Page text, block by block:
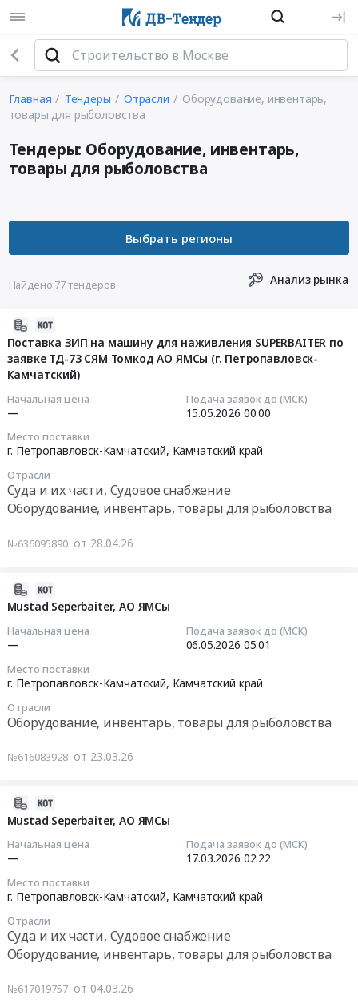
Главная Тендеры Отрасли
Оборудование, инвентарь,
товары для рыболовства
Тендеры: Оборудование, инвентарь,
товары для рыболовства
Найдено 77 тендеров Анализ рынка
Поставка ЗИП на машину для наживления SUPERBAITER по
заявке ТД-73 СЯМ Томкод АО ЯМСы (г. Петропавловск-
Камчатский)
Начальная цена
—
Подача заявок до (МСК)
15.05.2026 00:00
Место поставки
г. Петропавловск-Камчатский, Камчатский край
Отрасли
Суда и их части, Судовое снабжение
Оборудование, инвентарь, товары для рыболовства
№636095890 от 28.04.26
Mustad Seperbaiter, АО ЯМСы
Начальная цена
—
Подача заявок до (МСК)
06.05.2026 05:01
Место поставки
г. Петропавловск-Камчатский, Камчатский край
Отрасли
Оборудование, инвентарь, товары для рыболовства
№616083928 от 23.03.26
Mustad Seperbaiter, АО ЯМСы
Начальная цена
—
Подача заявок до (МСК)
17.03.2026 02:22
Место поставки
г. Петропавловск-Камчатский, Камчатский край
Отрасли
Суда и их части, Судовое снабжение
Оборудование, инвентарь, товары для рыболовства
№617019757 от 04.03.26